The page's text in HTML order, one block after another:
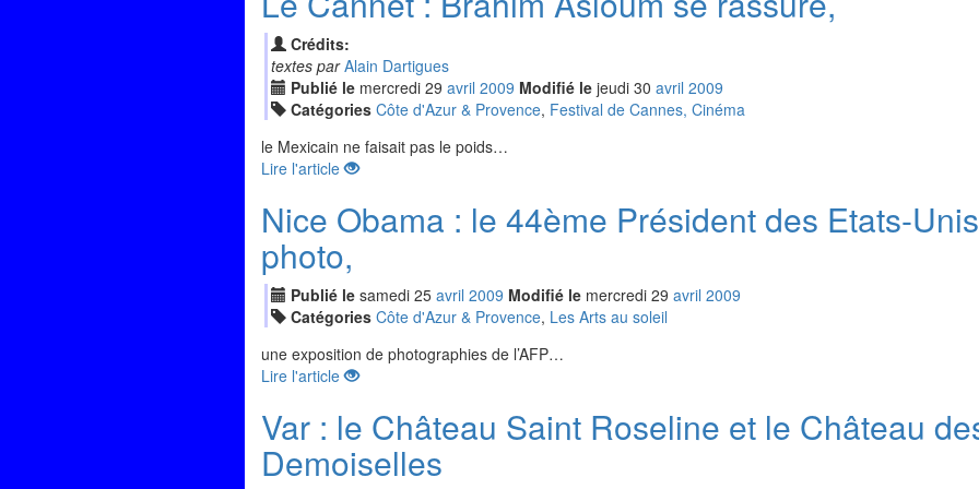
Crédits:
textes par Alain Dartigues
Publié le mercredi 29 avril 2009 Modifié le jeudi 30 avril 2009
Catégories Côte d'Azur & Provence, Festival de Cannes, Cinéma
le Mexicain ne faisait pas le poids…
Lire l'article
Nice Obama : le 44ème Président des Etats-
photo,
Publié le samedi 25 avril 2009 Modifié le mercredi 29 avril 2009
Catégories Côte d'Azur & Provence, Les Arts au soleil
une exposition de photographies de l’AFP…
Lire l'article
Var : le Château Saint Roseline et le Château
Demoiselles